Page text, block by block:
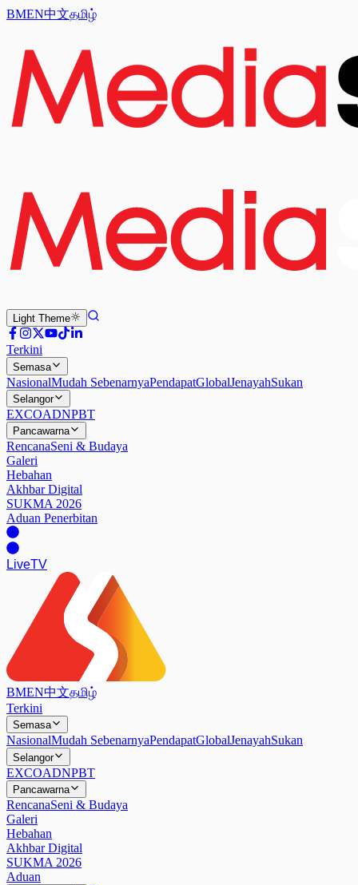
BMEN中文தமிழ்
Light Theme
Terkini
Semasa
NasionalMudah SebenarnyaPendapatGlobalJenayahSukan
Selangor
EXCOADNPBT
Pancawarna
RencanaSeni & Budaya
Galeri
Hebahan
Akhbar Digital
SUKMA 2026
Aduan Penerbitan
LiveTV
BMEN中文தமிழ்
Terkini
Semasa
NasionalMudah SebenarnyaPendapatGlobalJenayahSukan
Selangor
EXCOADNPBT
Pancawarna
RencanaSeni & Budaya
Galeri
Hebahan
Akhbar Digital
SUKMA 2026
Aduan